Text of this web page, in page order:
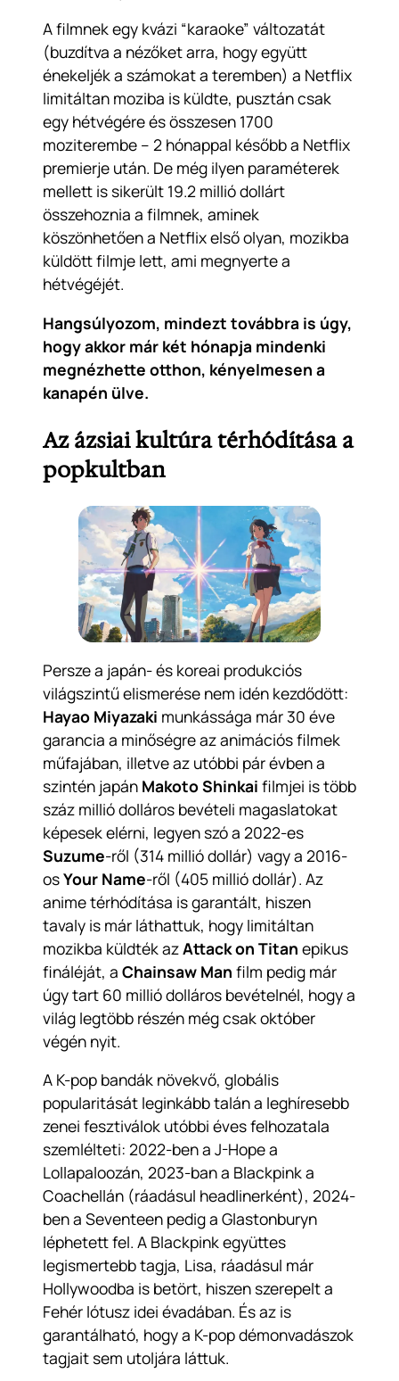
A filmnek egy kvázi “karaoke” változatát
(buzdítva a nézőket arra, hogy együtt
énekeljék a számokat a teremben) a Netflix
limitáltan moziba is küldte, pusztán csak
egy hétvégére és összesen 1700
moziterembe – 2 hónappal később a Netflix
premierje után. De még ilyen paraméterek
mellett is sikerült 19.2 millió dollárt
összehoznia a filmnek, aminek
köszönhetően a Netflix első olyan, mozikba
küldött filmje lett, ami megnyerte a
hétvégéjét.
Hangsúlyozom, mindezt továbbra is úgy,
hogy akkor már két hónapja mindenki
megnézhette otthon, kényelmesen a
kanapén ülve.
Az ázsiai kultúra térhódítása a
popkultban
Persze a japán- és koreai produkciós
világszintű elismerése nem idén kezdődött:
Hayao Miyazaki munkássága már 30 éve
garancia a minőségre az animációs filmek
műfajában, illetve az utóbbi pár évben a
szintén japán Makoto Shinkai filmjei is több
száz millió dolláros bevételi magaslatokat
képesek elérni, legyen szó a 2022-es
Suzume-ről (314 millió dollár) vagy a 2016-
osYour Name-ről (405 millió dollár). Az
anime térhódítása is garantált, hiszen
tavaly is már láthattuk, hogy limitáltan
mozikba küldték azAttack on Titan epikus
fináléját, a Chainsaw Man film pedig már
úgy tart 60 millió dolláros bevételnél, hogy a
világ legtöbb részén még csak október
végén nyit.
A K-pop bandák növekvő, globális
popularitását leginkább talán a leghíresebb
zenei fesztiválok utóbbi éves felhozatala
szemlélteti: 2022-ben a J-Hope a
Lollapaloozán, 2023-ban a Blackpink a
Coachellán (ráadásul headlinerként), 2024-
ben a Seventeen pedig a Glastonburyn
léphetett fel. A Blackpink együttes
legismertebb tagja, Lisa, ráadásul már
Hollywoodba is betört, hiszen szerepelt a
Fehér lótusz idei évadában. És az is
garantálható, hogy a K-pop démonvadászok
tagjait sem utoljára láttuk.